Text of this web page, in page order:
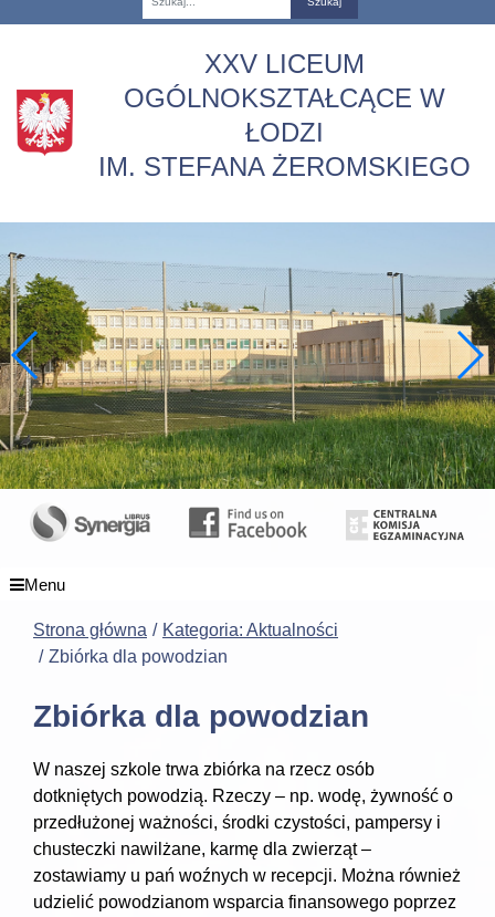
XXV LICEUM
OGÓLNOKSZTAŁCĄCE W
ŁODZI
IM. STEFANA ŻEROMSKIEGO
Menu
Strona główna
Kategoria: Aktualności
Zbiórka dla powodzian
Zbiórka dla powodzian
W naszej szkole trwa zbiórka na rzecz osób
dotkniętych powodzią. Rzeczy – np. wodę, żywność o
przedłużonej ważności, środki czystości, pampersy i
chusteczki nawilżane, karmę dla zwierząt –
zostawiamy u pań woźnych w recepcji. Można również
udzielić powodzianom wsparcia finansowego poprzez